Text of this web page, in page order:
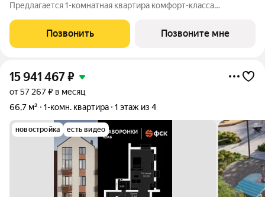
Предлагается 1-комнатная квартира комфорт-класса
этаже, в жилом комплексе "Новое Внуково". Застройщик
сдает квартиру с отделкой в нескольких
Позвонить Позвоните мне
15 941 467₽
от 57 267 ₽ в месяц
66,7 м²
1-комн. квартира 1 этаж из 4
новостройка есть видео